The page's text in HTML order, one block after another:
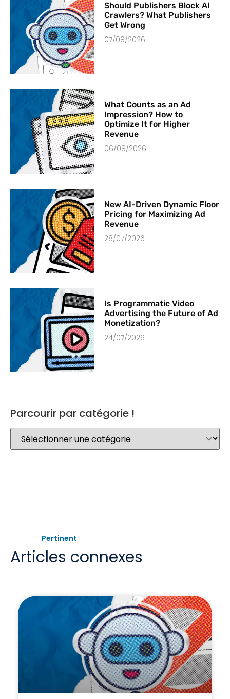
Should Publishers Block AI
Crawlers? What Publishers
Get Wrong
07/08/2026
What Counts as an Ad
Impression? How to
Optimize It for Higher
Revenue
06/08/2026
New AI-Driven Dynamic Floor
Pricing for Maximizing Ad
Revenue
28/07/2026
Is Programmatic Video
Advertising the Future of Ad
Monetization?
24/07/2026
Parcourir par catégorie !
Pertinent
Articles connexes